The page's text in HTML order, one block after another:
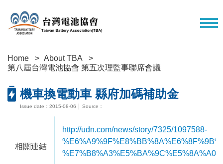
Home
About TBA
第八屆台灣電池協會 第五次理監事聯席會議
機車換電動車 縣府加碼補助金
Issue date：2015-08-06 │ Source：
相關連結
http://udn.com/news/story/7325/1097588-